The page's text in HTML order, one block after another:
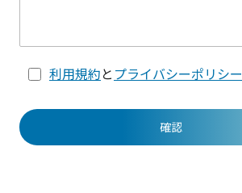
利用規約と プライバシーポリシー
確認